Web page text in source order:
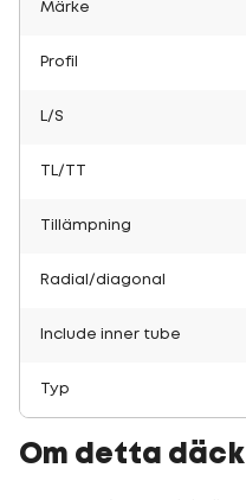
Märke
Profil
L/S
TL/TT
Tillämpning
Radial/diagonal
Include inner tube
Typ
Om detta däck